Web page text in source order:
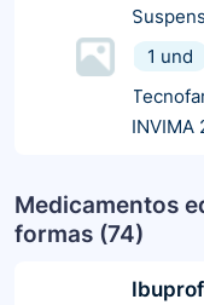
1 und
Medicamentos
formas (74)